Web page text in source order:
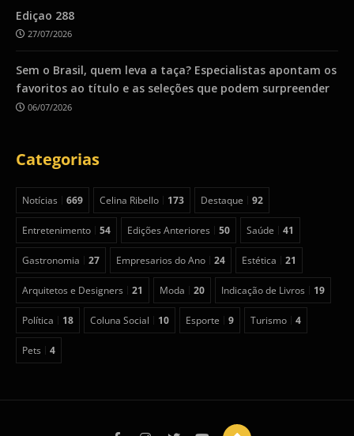
Ediçao 288
27/07/2026
Sem o Brasil, quem leva a taça? Especialistas apontam os
favoritos ao título e as seleções que podem surpreender
06/07/2026
Categorias
Notícias 669 Celina Ribello 173 Destaque 92
Entretenimento 54 Edições Anteriores 50 Saúde 41
Gastronomia 27 Empresarios do Ano 24 Estética 21
Arquitetos e Designers 21 Moda 20 Indicação de Livros 19
Política 18 Coluna Social 10 Esporte 9 Turismo 4
Pets 4